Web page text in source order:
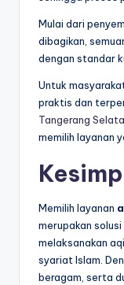
Mulai dari
dibagikan,
dengan standar
Untuk
praktis dan
Tangerang
memilih layanan
Memilih layanan
merupakan
melaksanakan
syariat Islam.
beragam, serta